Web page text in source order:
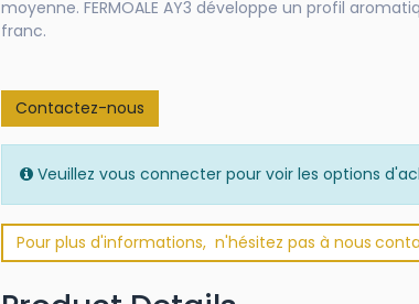
moyenne. FERMOALE AY3 développe un profil
franc.
Contactez-nous
Veuillez vous connecter pour voir les options
Pour plus d'informations, n'hésitez pas à nous